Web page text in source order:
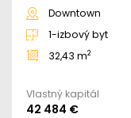
Downtown
1-izbový byt
32,43 m2
Vlastný kapitál
42 484 €